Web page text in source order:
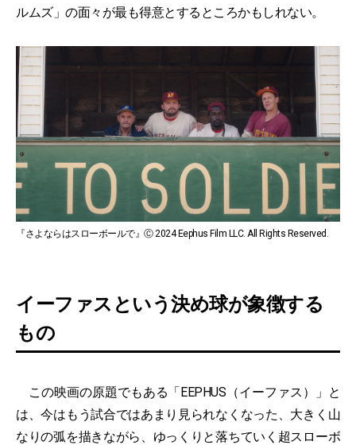
ルムズ」の面々が最も得意とするところかもしれない。
『さよならはスローボールで』Ⓒ 2024 Eephus Film LLC. All Rights Reserved.
イーファスという決め球が象徴する
もの
この映画の原題でもある「EEPHUS（イーファス）」と
は、今はもう試合ではあまり見られなくなった、大きく山
なりの弧を描きながら、ゆっくりと落ちていく超スローボ